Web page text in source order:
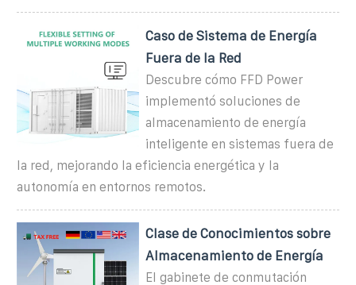
Caso de Sistema de Energía
Fuera de la Red
Descubre cómo FFD Power
implementó soluciones de
almacenamiento de energía
inteligente en sistemas fuera de
la red, mejorando la eficiencia energética y la
autonomía en entornos remotos.
Clase de Conocimientos sobre
Almacenamiento de Energía
El gabinete de conmutación